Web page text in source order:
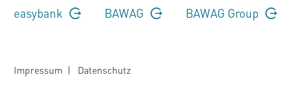
easybank BAWAG BAWAG Group
Impressum | Datenschutz